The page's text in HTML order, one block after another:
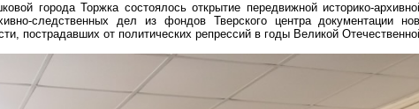
города Торжка состоялось открытие передвижной историко-
следственных дел из фондов Тверского центра документации
пострадавших от политических репрессий в годы Великой